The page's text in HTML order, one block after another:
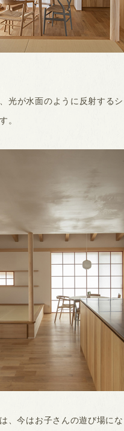
光が水面のように反射する
。
、今はお子さんの遊び場に